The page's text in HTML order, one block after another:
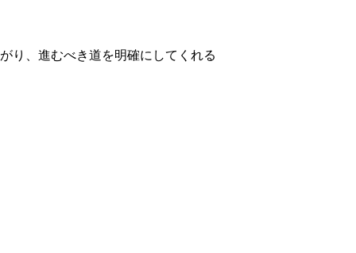
り、進むべき道を明確にしてくれる